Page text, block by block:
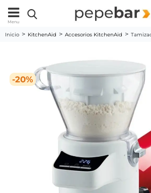
Menu
Inicio KitchenAid Accesorios KitchenAid
-20%